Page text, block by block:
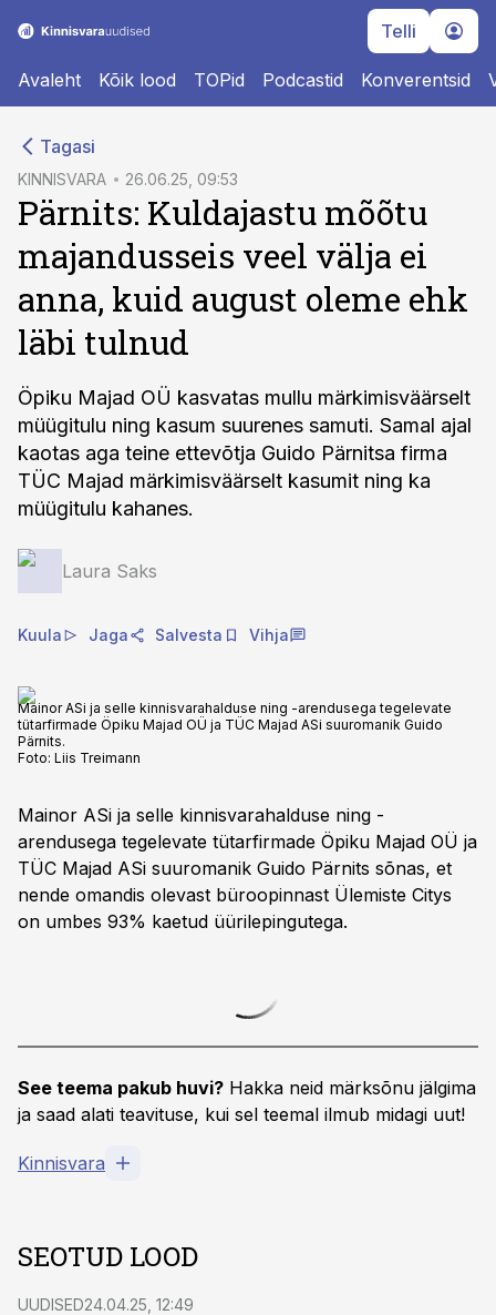
Telli
Avaleht Kõik lood TOPid Podcastid Konverentsid
Tagasi
KINNISVARA 26.06.25, 09:53
Pärnits: Kuldajastu mõõtu
majandusseis veel välja ei
anna, kuid august oleme ehk
läbi tulnud
Öpiku Majad OÜ kasvatas mullu märkimisväärselt
müügitulu ning kasum suurenes samuti. Samal ajal
kaotas aga teine ettevõtja Guido Pärnitsa firma
TÜC Majad märkimisväärselt kasumit ning ka
müügitulu kahanes.
Laura Saks
Kuula Jaga Salvesta Vihja
Mainor ASi ja selle kinnisvarahalduse ning -arendusega tegelevate
tütarfirmade Öpiku Majad OÜ ja TÜC Majad ASi suuromanik Guido
Pärnits.
Foto: Liis Treimann
Mainor ASi ja selle kinnisvarahalduse ning -
arendusega tegelevate tütarfirmade Öpiku Majad OÜ ja
TÜC Majad ASi suuromanik Guido Pärnits sõnas, et
nende omandis olevast büroopinnast Ülemiste Citys
on umbes 93% kaetud üürilepingutega.
See teema pakub huvi? Hakka neid märksõnu jälgima
ja saad alati teavituse, kui sel teemal ilmub midagi uut!
Kinnisvara
SEOTUD LOOD
UUDISED24.04.25, 12:49